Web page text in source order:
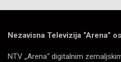
Nezavisna Televizija “Arena”
NTV „Arena“ digitalnim